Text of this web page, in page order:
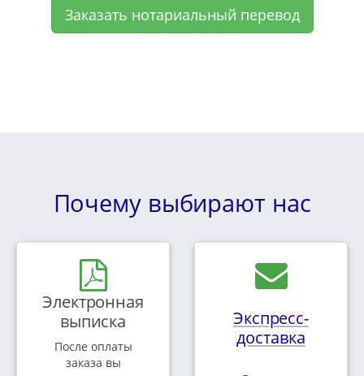
Заказать нотариальный перевод
Почему выбирают нас
Электронная
выписка
После оплаты
заказа вы
Экспресс-
доставка